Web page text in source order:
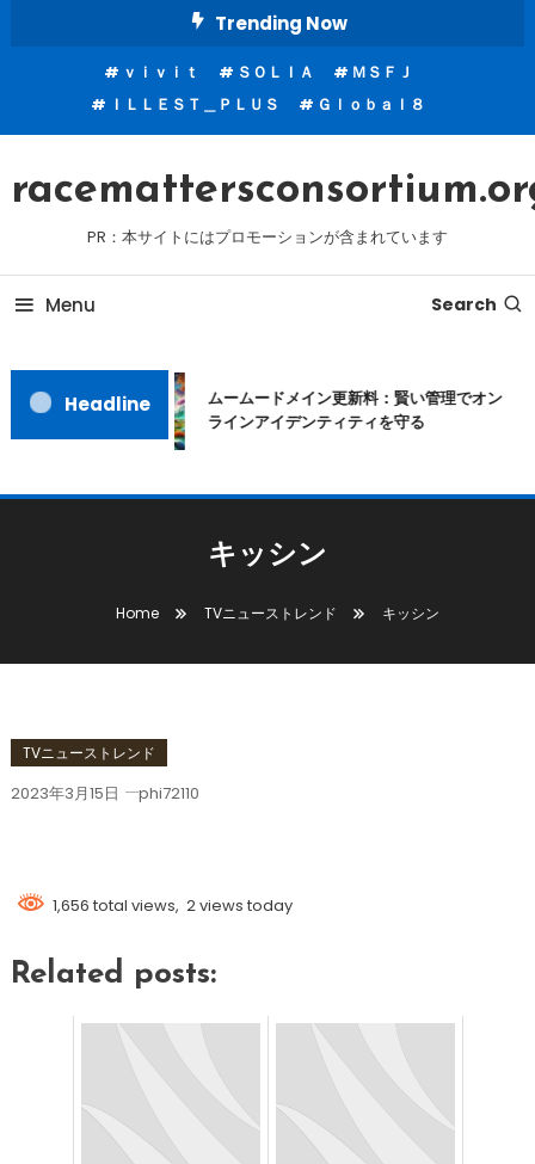
Trending Now
ｖｉｖｉｔ ＳＯＬＩＡ
ＭＳＦＪ
ＩＬＬＥＳＴ＿ＰＬＵＳ
Ｇｌｏｂａｌ８
PR：本サイトにはプロモーションが含まれています
Menu Search
Headline
ムームードメイン更新料：賢い管理でオン
ラインアイデンティティを守る
キッシン
Home TVニューストレンド キッシン
TVニューストレンド
2023年3月15日 phi72110
1,656 total views, 2 views today
Related posts: